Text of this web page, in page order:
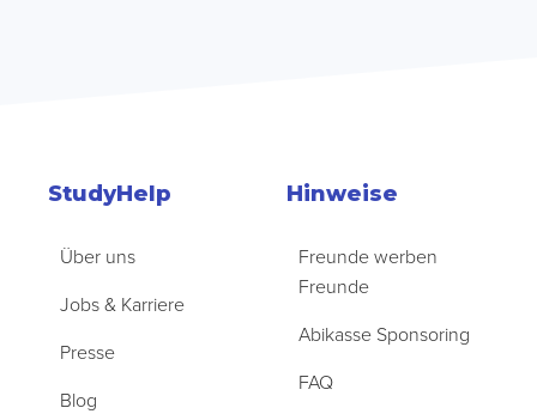
StudyHelp
Über uns
Jobs & Karriere
Presse
Blog
Hinweise
Freunde werben
Freunde
Abikasse Sponsoring
FAQ